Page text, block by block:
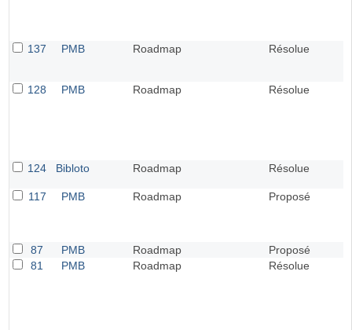
137 PMB Roadmap Résolue
128 PMB Roadmap Résolue
124 Bibloto Roadmap Résolue
117 PMB Roadmap Proposé
87 PMB Roadmap
Proposé
81
PMB Roadmap Résolue